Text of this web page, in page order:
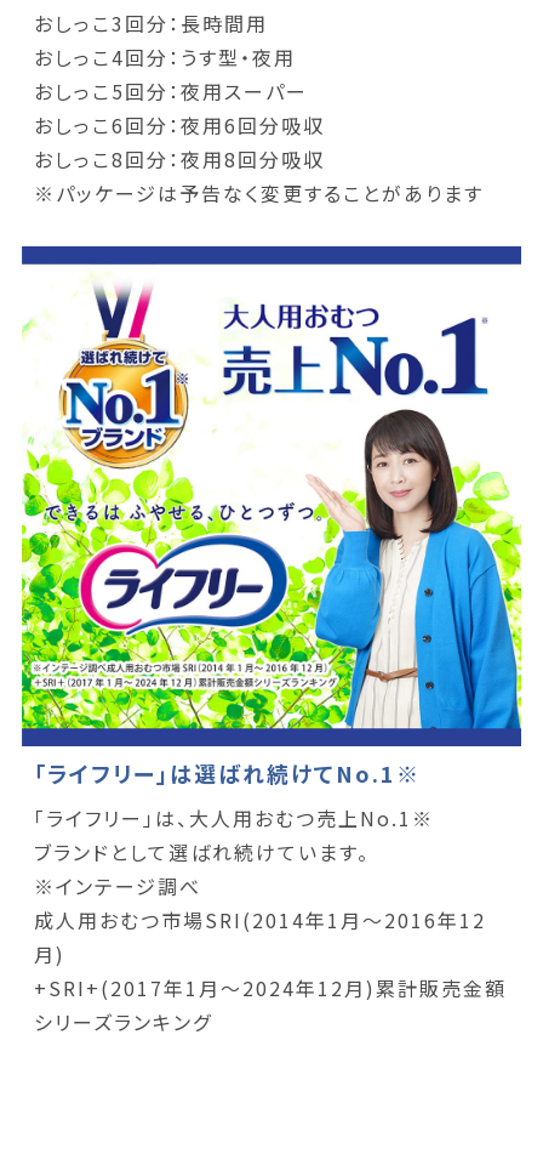
おしっこ3回分：長時間用
おしっこ4回分：うす型・夜用
おしっこ5回分：夜用スーパー
おしっこ6回分：夜用6回分吸収
おしっこ8回分：夜用8回分吸収
※パッケージは予告なく変更することがあります
「ライフリー」は選ばれ続けてNo.1※
「ライフリー」は、大人用おむつ売上No.1※
ブランドとして選ばれ続けています。
※インテージ調べ
成人用おむつ市場SRI(2014年1月～2016年12
月)
+SRI+(2017年1月～2024年12月)累計販売金額
シリーズランキング